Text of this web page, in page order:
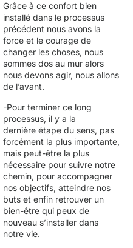
Grâce à ce confort bien
installé dans le processus
précédent nous avons la
force et le courage de
changer les choses, nous
sommes dos au mur alors
nous devons agir, nous allons
de l’avant.
-Pour terminer ce long
processus, il y a la
dernière étape du sens, pas
forcément la plus importante,
mais peut-être la plus
nécessaire pour suivre notre
chemin, pour accompagner
nos objectifs, atteindre nos
buts et enfin retrouver un
bien-être qui peux de
nouveau s’installer dans
notre vie.